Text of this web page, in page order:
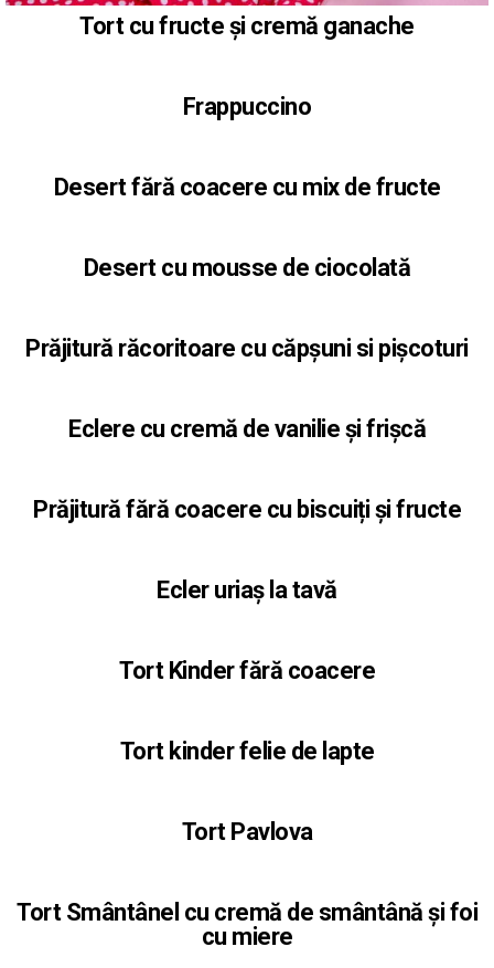
Tort cu fructe și cremă ganache
Frappuccino
Desert fără coacere cu mix de fructe
Desert cu mousse de ciocolată
Prăjitură răcoritoare cu căpșuni si pișcoturi
Eclere cu cremă de vanilie și frișcă
Prăjitură fără coacere cu biscuiți și fructe
Ecler uriaș la tavă
Tort Kinder fără coacere
Tort kinder felie de lapte
Tort Pavlova
Tort Smântânel cu cremă de smântână și foi
cu miere